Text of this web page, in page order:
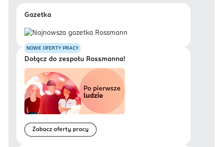
Gazetka
NOWE OFERTY PRACY
Dołącz do zespołu Rossmanna!
Zobacz oferty pracy